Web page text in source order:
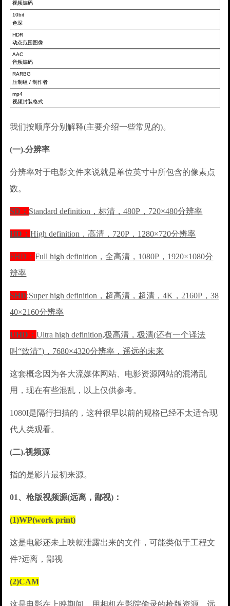
我们按顺序分别解释(主要介绍一些常见的)。
(一).分辨率
分辨率对于电影文件来说就是单位英寸中所包含的像素点
数。
SD： Standard definition，标清，480P，720×480分辨率
HD：High definition，高清，720P，1280×720分辨率
FHD：Full high definition，全高清，1080P，1920×1080分
辨率
SHD:Super high definition，超高清，超清，4K，2160P，38
40×2160分辨率
UHD：Ultra high definition,极高清，极清(还有一个译法
叫“致清”)，7680×4320分辨率，遥远的未来
这套概念因为各大流媒体网站、电影资源网站的混淆乱
用，现在有些混乱，以上仅供参考。
1080I是隔行扫描的，这种很早以前的规格已经不太适合现
代人类观看。
(二).视频源
指的是影片最初来源。
01、枪版视频源(远离，鄙视)：
(1)WP(work print)
这是电影还未上映就泄露出来的文件，可能类似于工程文
件?远离，鄙视
(2)CAM